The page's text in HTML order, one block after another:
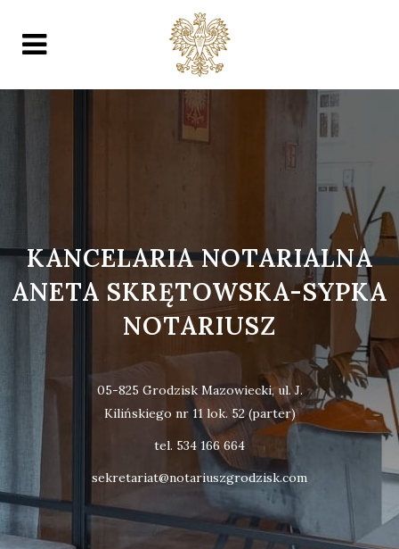
KANCELARIA NOTARIALNA
ANETA SKRĘTOWSKA-SYPKA
NOTARIUSZ
05-825 Grodzisk Mazowiecki, ul. J.
Kilińskiego nr 11 lok. 52 (parter)
tel. 534 166 664
sekretariat@notariuszgrodzisk.com